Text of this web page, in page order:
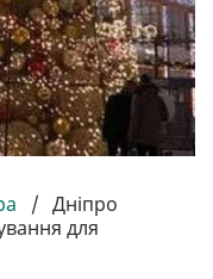
/ Дніпро
для